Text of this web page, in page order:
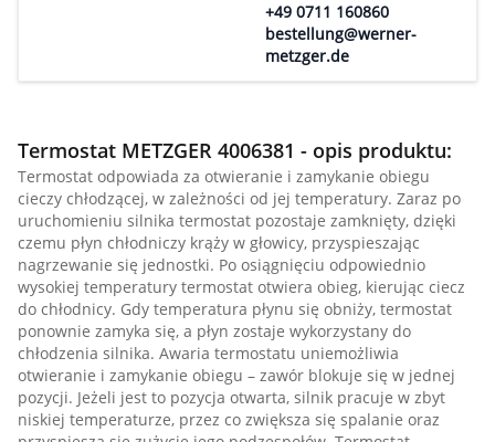
+49 0711 160860
bestellung@werner-
metzger.de
Termostat METZGER 4006381 - opis produktu:
Termostat odpowiada za otwieranie i zamykanie obiegu
cieczy chłodzącej, w zależności od jej temperatury. Zaraz po
uruchomieniu silnika termostat pozostaje zamknięty, dzięki
czemu płyn chłodniczy krąży w głowicy, przyspieszając
nagrzewanie się jednostki. Po osiągnięciu odpowiednio
wysokiej temperatury termostat otwiera obieg, kierując ciecz
do chłodnicy. Gdy temperatura płynu się obniży, termostat
ponownie zamyka się, a płyn zostaje wykorzystany do
chłodzenia silnika. Awaria termostatu uniemożliwia
otwieranie i zamykanie obiegu – zawór blokuje się w jednej
pozycji. Jeżeli jest to pozycja otwarta, silnik pracuje w zbyt
niskiej temperaturze, przez co zwiększa się spalanie oraz